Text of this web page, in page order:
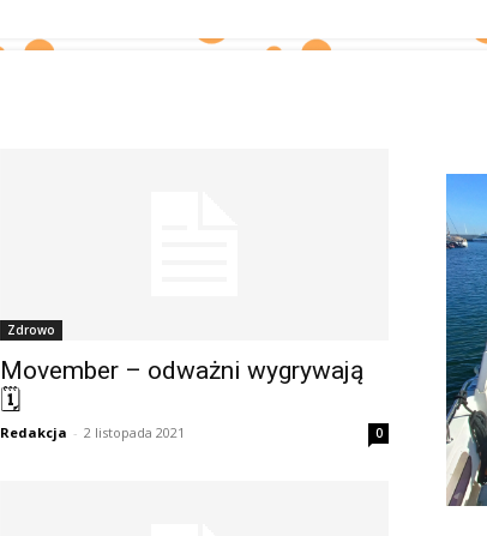
Zdrowo
Movember – odważni wygrywają
🗓
Redakcja - 2 listopada 2021 0